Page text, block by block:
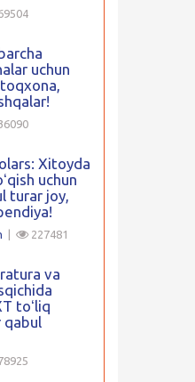
uchun
Xitoyda
uchun
turar joy,
227481
va
toʻliq
qabul